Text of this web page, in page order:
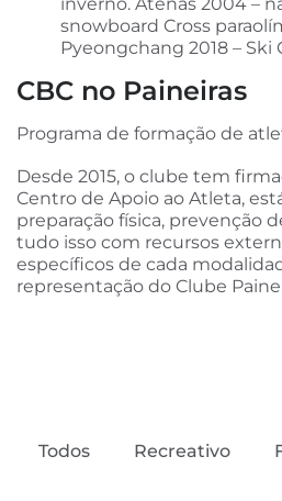
snowboard Cross
Pyeongchang 2018 – Ski
CBC no Paineiras
Programa de formação de
Desde 2015, o clube tem
Centro de Apoio ao Atleta,
preparação física, prevenção
tudo isso com recursos
específicos de cada
representação do Clube
Todos Recreativo